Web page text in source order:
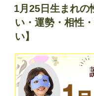
生
ま
の
性
格
と
特
稿
日:
1月25日生まれの
い・運勢・相性
い】